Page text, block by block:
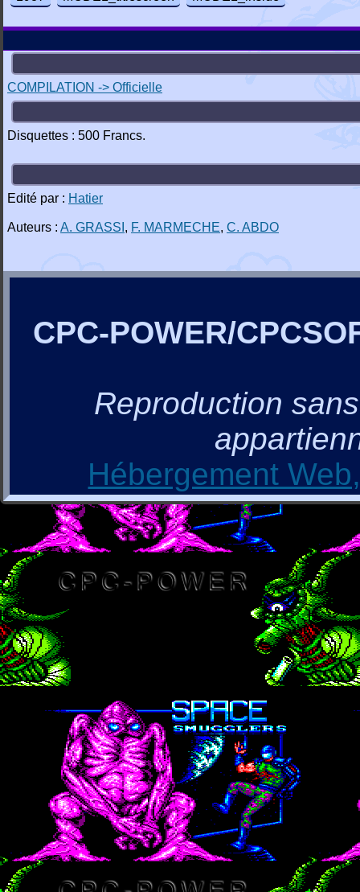
COMPILATION -> Officielle
Disquettes : 500 Francs.
Edité par : Hatier
Auteurs : A. GRASSI , F. MARMECHE, C. ABDO
CPC-POWER/
Reproduction
Hébergement